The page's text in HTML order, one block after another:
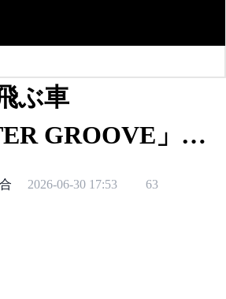
ぶ車
GROOVE」
2026-06-30 17:53 63